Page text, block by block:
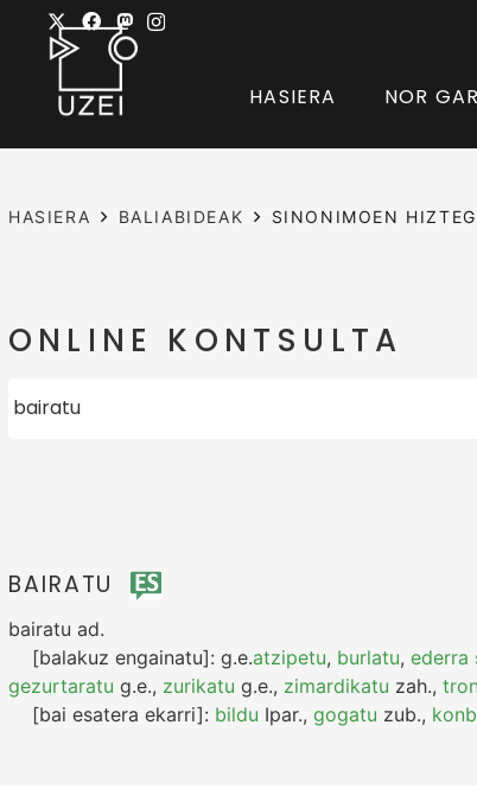
HASIERA NOR
HASIERA BALIABIDEAK SINONIMOEN
ONLINE KONTSULTA
BAIRATU
bairatu ad.
[balakuz engainatu]: g.e.atzipetu, burlatu, ederra
gezurtaratu g.e., zurikatu g.e., zimardikatu zah.,
[bai esatera ekarri]: bildu Ipar., gogatu zub.,